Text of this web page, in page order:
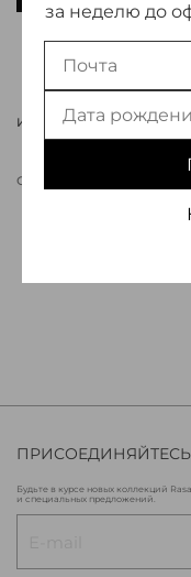
ИНФОРМАЦИЯ О ТОВАРЕ
СВЯЗАТЬСЯ С
ПРИСОЕДИНЯЙТЕСЬ
Будьте в курсе новых коллекций
и специальных предложений.
за неделю до